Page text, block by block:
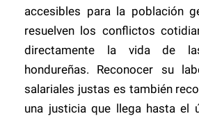
accesibles para la población
resuelven los conflictos
directamente la vida de
hondureñas. Reconocer su
salariales justas es también
una justicia que llega hasta el